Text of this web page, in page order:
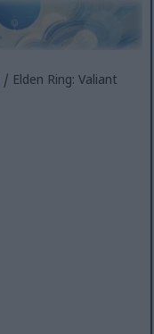
/ Elden Ring: Valiant